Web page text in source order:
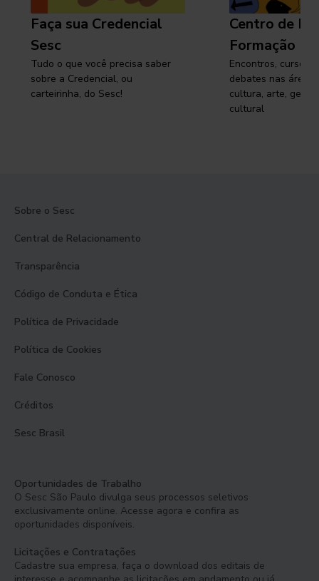
Faça sua Credencial
Sesc
Tudo o que você precisa saber
sobre a Credencial, ou
carteirinha, do Sesc!
Centro de
Formação
Encontros, cursos,
debates nas áreas
cultura, arte,
cultural
Sobre o Sesc
Central de Relacionamento
Transparência
Código de Conduta e Ética
Política de Privacidade
Política de Cookies
Fale Conosco
Créditos
Sesc Brasil
Oportunidades de Trabalho
O Sesc São Paulo divulga seus processos seletivos
exclusivamente online. Acesse agora e confira as
oportunidades disponíveis.
Licitações e Contratações
Cadastre sua empresa, faça o download dos editais de